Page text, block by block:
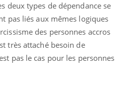
deux types de dépendance se
pas liés aux mêmes logiques
des personnes accros
très attaché besoin de
pas le cas pour les personnes